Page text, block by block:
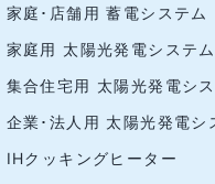
家庭･店舗用 蓄電システム
家庭用 太陽光発電システム
集合住宅用 太陽光発電シ
企業･法人用 太陽光発電シ
IHクッキングヒーター